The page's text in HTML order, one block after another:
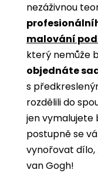
nezáživnou
malování
který nemůže
objednáte
s
rozdělili do
jen vymalujete
postupně se
vynořovat dílo,
van Gogh!